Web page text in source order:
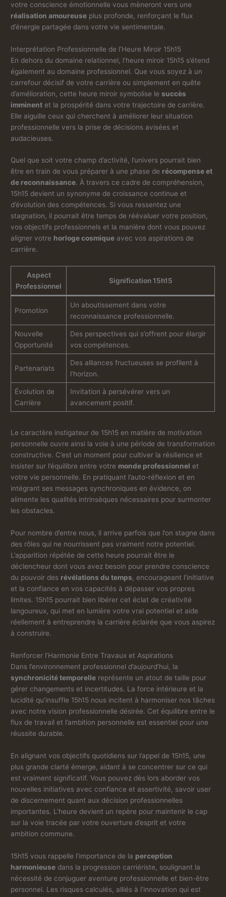
votre conscience émotionnelle vous mèneront vers une
réalisation amoureuse plus profonde, renforçant le flux
d’énergie partagée dans votre vie sentimentale.
Interprétation Professionnelle de l’Heure Miroir 15h15
En dehors du domaine relationnel, l’heure miroir 15h15 s’étend
également au domaine professionnel. Que vous soyez à un
carrefour décisif de votre carrière ou simplement en quête
d’amélioration, cette heure miroir symbolise lesuccès
imminent et la prospérité dans votre trajectoire de carrière.
Elle aiguille ceux qui cherchent à améliorer leur situation
professionnelle vers la prise de décisions avisées et
audacieuses.
Quel que soit votre champ d’activité, l’univers pourrait bien
être en train de vous préparer à une phase de récompense et
de reconnaissance. À travers ce cadre de compréhension,
15h15 devient un synonyme de croissance continue et
d’évolution des compétences. Si vous ressentez une
stagnation, il pourrait être temps de réévaluer votre position,
vos objectifs professionnels et la manière dont vous pouvez
aligner votre horloge cosmique avec vos aspirations de
carrière.
Aspect
Professionnel
Signification 15h15
Promotion
Un aboutissement dans votre
reconnaissance professionnelle.
Nouvelle
Opportunité
Des perspectives qui s’offrent pour élargir
vos compétences.
Partenariats
Des alliances fructueuses se profilent à
l’horizon.
Évolution de
Carrière
Invitation à persévérer vers un
avancement positif.
Le caractère instigateur de 15h15 en matière de motivation
personnelle ouvre ainsi la voie à une période de transformation
constructive. C’est un moment pour cultiver la résilience et
insister sur l’équilibre entre votre monde professionnel et
votre vie personnelle. En pratiquant l’auto-réflexion et en
intégrant ses messages synchroniques en évidence, on
alimente les qualités intrinsèques nécessaires pour surmonter
les obstacles.
Pour nombre d’entre nous, il arrive parfois que l’on stagne dans
des rôles qui ne nourrissent pas vraiment notre potentiel.
L’apparition répétée de cette heure pourrait être le
déclencheur dont vous avez besoin pour prendre conscience
du pouvoir des révélations du temps , encourageant l’initiative
et la confiance en vos capacités à dépasser vos propres
limites. 15h15 pourrait bien libérer cet éclat de créativité
langoureux, qui met en lumière votre vrai potentiel et aide
réellement à entreprendre la carrière éclairée que vous aspirez
à construire.
Renforcer l’Harmonie Entre Travaux et Aspirations
Dans l’environnement professionnel d’aujourd’hui, la
synchronicité temporelle représente un atout de taille pour
gérer changements et incertitudes. La force intérieure et la
lucidité qu’insuffle 15h15 nous incitent à harmoniser nos tâches
avec notre vision professionnelle désirée. Cet équilibre entre le
flux de travail et l’ambition personnelle est essentiel pour une
réussite durable.
En alignant vos objectifs quotidiens sur l’appel de 15h15, une
plus grande clarté émerge, aidant à se concentrer sur ce qui
est vraiment significatif. Vous pouvez dès lors aborder vos
nouvelles initiatives avec confiance et assertivité, savoir user
de discernement quant aux décision professionnelles
importantes. L’heure devient un repère pour maintenir le cap
sur la voie tracée par votre ouverture d’esprit et votre
ambition commune.
15h15 vous rappelle l’importance de la perception
harmonieuse dans la progression carriériste, soulignant la
nécessité de conjuguer aventure professionnelle et bien-être
personnel. Les risques calculés, alliés à l’innovation qui est